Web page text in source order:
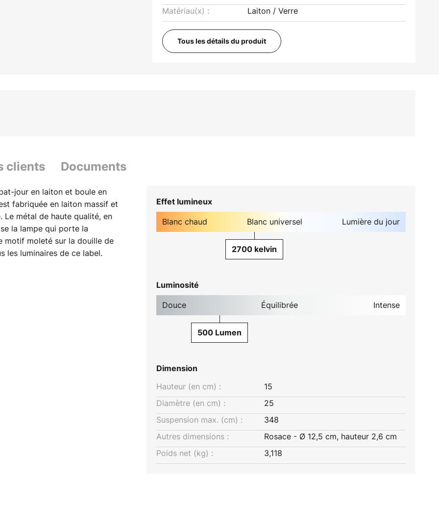
Matériau(x) :
Laiton / Verre
Tous les détails du produit
clients Documents
jour en laiton et boule en
fabriquée en laiton massif et
métal de haute qualité, en
la lampe qui porte la
motif moleté sur la douille de
les luminaires de ce label.
vers le bas, abrite la sphère
ou des comptoirs. La lampe
à l'environnement privé,
la gastronomie et l'hôtellerie.
chaud avec un culot E27 est
à l'aide d'un variateur
mais aussi des ferrures
produits à partir de métaux
sont affinés à la main.
Effet lumineux
Blanc chaud Blanc universel Lumière du jour
2700 kelvin
Luminosité
Douce Équilibrée Intense
500 Lumen
Dimension
Hauteur (en cm) :
15
Diamètre (en cm) :
25
Suspension max. (cm) :
348
Autres dimensions :
Rosace - Ø 12,5 cm, hauteur 2,6 cm
Poids net (kg) :
3,118